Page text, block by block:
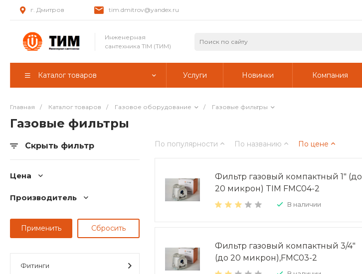
г. Дмитров tim.dmitrov@yandex.ru
Инженерная
сантехника TIM (ТИМ)
Каталог товаров Услуги Новинки Компания
Главная / Каталог товаров / Газовое оборудование / Газовые фильтры
Газовые фильтры
Скрыть фильтр
Цена
Производитель
Фитинги
По популярности По названию По цене
Фильтр газовый компактный 1" (до
20 микрон) TIM FMC04-2
В наличии
Фильтр газовый компактный 3/4"
(до 20 микрон),FMC03-2